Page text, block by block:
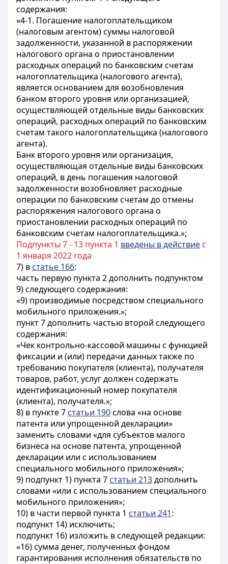
содержания:
«4-1. Погашение налогоплательщиком
(налоговым агентом) суммы налоговой
задолженности, указанной в распоряжении
налогового органа о приостановлении
расходных операций по банковским счетам
налогоплательщика (налогового агента),
является основанием для возобновления
банком второго уровня или организацией,
осуществляющей отдельные виды банковских
операций, расходных операций по банковским
счетам такого налогоплательщика (налогового
агента).
Банк второго уровня или организация,
осуществляющая отдельные виды банковских
операций, в день погашения налоговой
задолженности возобновляет расходные
операции по банковским счетам до отмены
распоряжения налогового органа о
приостановлении расходных операций по
банковским счетам налогоплательщика.»;
Подпункты 7 - 13 пункта 1 введены в действие с
1 января 2022 года
7) в статье 166:
часть первую пункта 2 дополнить подпунктом
9) следующего содержания:
«9) производимые посредством специального
мобильного приложения.»;
пункт 7 дополнить частью второй следующего
содержания:
«Чек контрольно-кассовой машины с функцией
фиксации и (или) передачи данных также по
требованию покупателя (клиента), получателя
товаров, работ, услуг должен содержать
идентификационный номер покупателя
(клиента), получателя.»;
8) в пункте 7 статьи 190слова «на основе
патента или упрощенной декларации»
заменить словами «для субъектов малого
бизнеса на основе патента, упрощенной
декларации или с использованием
специального мобильного приложения»;
9) подпункт 1) пункта 7 статьи 213дополнить
словами «или с использованием специального
мобильного приложения»;
10) в части первой пункта 1 статьи 241:
подпункт 14) исключить;
подпункт 16) изложить в следующей редакции:
«16) сумма денег, полученных фондом
гарантирования исполнения обязательств по